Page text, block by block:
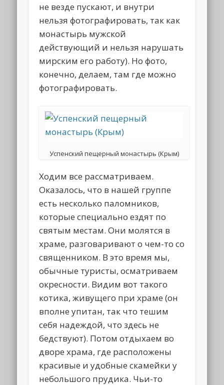
не везде пускают, и внутри
нельзя фотографировать, так как
монастырь мужской
действующий и нельзя нарушать
мирским его работу). Но фото,
конечно, делаем, там где можно
фотографировать.
Успенский пещерный монастырь (Крым)
Ходим все рассматриваем.
Оказалось, что в нашей группе
есть несколько паломников,
которые специально ездят по
святым местам. Они молятся в
храме, разговаривают о чем-то со
священником. В это время мы,
обычные туристы, осматриваем
окресности. Видим вот такого
котика, живущего при храме (он
вполне упитан, так что тешим
себя надеждой, что здесь не
бедствуют). Потом отдыхаем во
дворе храма, где расположены
красивые и удобные скамейки у
небольшого прудика. Чьи-то